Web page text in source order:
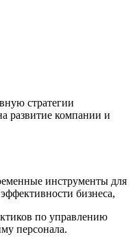
стратегии
развитие компании и
инструменты для
бизнеса,
по управлению
персонала.